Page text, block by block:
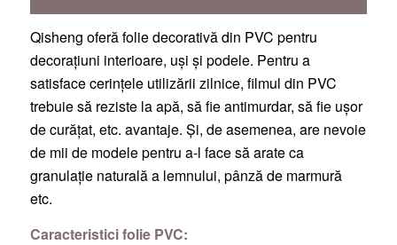
Qisheng oferă folie decorativă din PVC pentru
decorațiuni interioare, uși și podele. Pentru a
satisface cerințele utilizării zilnice, filmul din PVC
trebuie să reziste la apă, să fie antimurdar, să fie ușor
de curățat, etc. avantaje. Și, de asemenea, are nevoie
de mii de modele pentru a-l face să arate ca
granulație naturală a lemnului, pânză de marmură
etc.
Caracteristici folie PVC: